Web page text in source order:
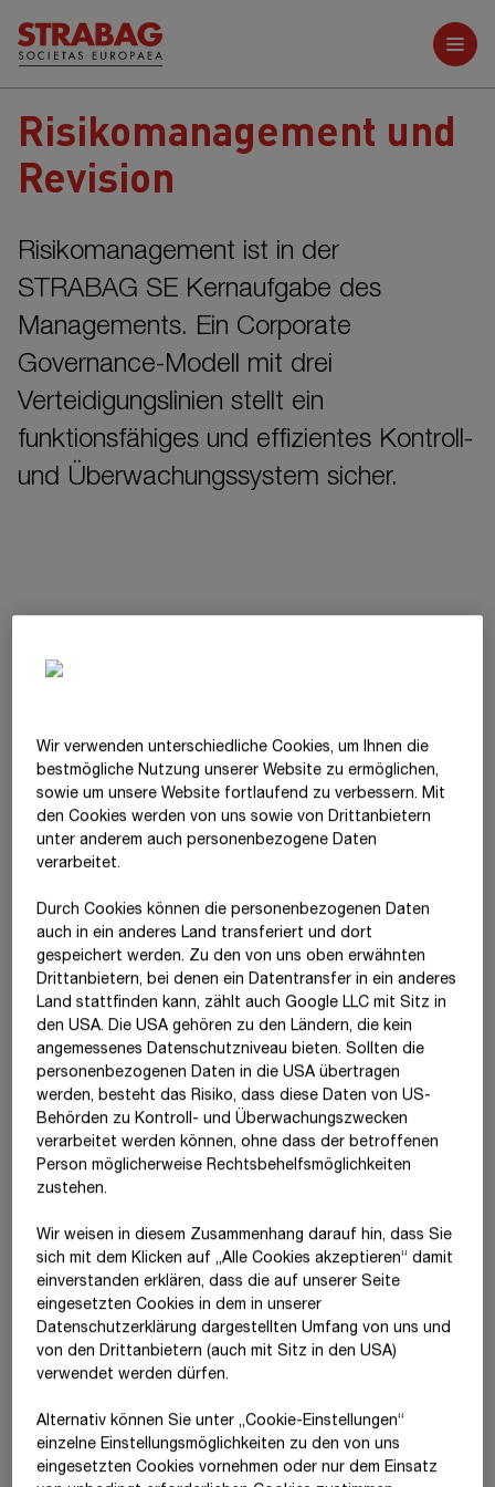
Weitere Berichte
Risikomanagement und
Revision
Risikomanagement ist in der
STRABAG SE Kernaufgabe des
Managements. Ein Corporate
Governance-Modell mit drei
Verteidigungslinien stellt ein
funktionsfähiges und effizientes Kontroll-
und Überwachungssystem sicher.
Risikomanagement
Konzernlagebericht > Kapitel
Risikomanagement
Mehr erfahren
Die STRABAG-Gruppe ist im Rahmen ihrer unternehmerischen
Tätigkeit einer Vielzahl von unterschiedlichen Risiken
ausgesetzt. Diese werden durch ein aktives Risikomanagement
systematisch erhoben, beurteilt und im Rahmen einer
adäquaten Risikomanagementpolitik bewältigt. Nähere
Informationen dazu können dem Lagebericht entnommen
werden.
Bericht der Internen Revision
Risiko­managements
Die Interne Revision fungiert im STRABAG-Konzern als neutrale
und unabhängige Instanz, die im Geschäftsjahr 2025 weltweit
wiederrund 175interne Prüfungen in allen
Unternehmensbereichen durchführte. Entsprechend den
beim Vorstand der
STRABAG SE
eingerichtet und genießt
dadurch größtmögliche Unabhängigkeit.
Wir verwenden unterschiedliche Cookies, um Ihnen die
best­mögliche Nutzung unserer Website zu ermöglichen,
sowie um unsere Website fortlaufend zu verbessern. Mit
den Cookies werden von uns sowie von Drittanbietern
unter anderem auch personenbezogene Daten
verarbeitet.
Durch Cookies können die personenbezogenen Daten
auch in ein anderes Land transferiert und dort
gespeichert werden. Zu den von uns oben erwähnten
Drittanbietern, bei denen ein Datentransfer in ein anderes
Land stattfinden kann, zählt auch Google LLC mit Sitz in
den USA. Die USA gehören zu den Ländern, die kein
angemessenes Datenschutzniveau bieten. Sollten die
personenbezogenen Daten in die USA übertragen
werden, besteht das Risiko, dass diese Daten von US-
Behörden zu Kontroll- und Überwachungszwecken
verarbeitet werden können, ohne dass der betroffenen
Person möglicherweise Rechtsbehelfsmöglichkeiten
zustehen.
Wir weisen in diesem Zusammenhang darauf hin, dass Sie
sich mit dem Klicken auf „Alle Cookies akzeptieren“ damit
ein­ver­standen erklären, dass die auf unserer Seite
eingesetzten Cookies in dem in unserer
Datenschutzerklärung dargestellten Umfang von uns und
von den Drittanbietern (auch mit Sitz in den USA)
verwendet werden dürfen.
Alternativ können Sie unter „Cookie-Einstellungen“
einzelne Einstellungsmöglichkeiten zu den von uns
eingesetzten Cookies vornehmen oder nur dem Einsatz